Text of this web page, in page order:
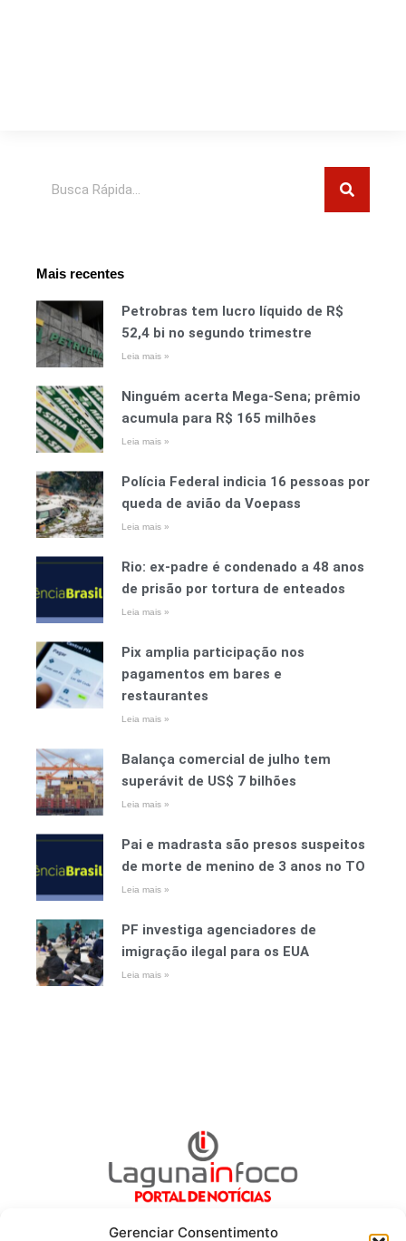
Gerenciar Consentimento
Mais recentes
Petrobras tem lucro líquido de R$
52,4 bi no segundo trimestre
Leia mais »
Ninguém acerta Mega-Sena; prêmio
acumula para R$ 165 milhões
Leia mais »
Polícia Federal indicia 16 pessoas por
queda de avião da Voepass
Leia mais »
Rio: ex-padre é condenado a 48 anos
de prisão por tortura de enteados
Leia mais »
Pix amplia participação nos
pagamentos em bares e
restaurantes
Leia mais »
Balança comercial de julho tem
superávit de US$ 7 bilhões
Leia mais »
Pai e madrasta são presos suspeitos
de morte de menino de 3 anos no TO
Leia mais »
PF investiga agenciadores de
imigração ilegal para os EUA
Leia mais »